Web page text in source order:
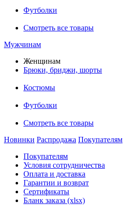
Футболки
Смотреть все товары
Мужчинам
Женщинам
Брюки, бриджи, шорты
Костюмы
Футболки
Смотреть все товары
Новинки Распродажа Покупателям
Покупателям
Условия сотрудничества
Оплата и доставка
Гарантии и возврат
Сертификаты
Бланк заказа (xlsx)